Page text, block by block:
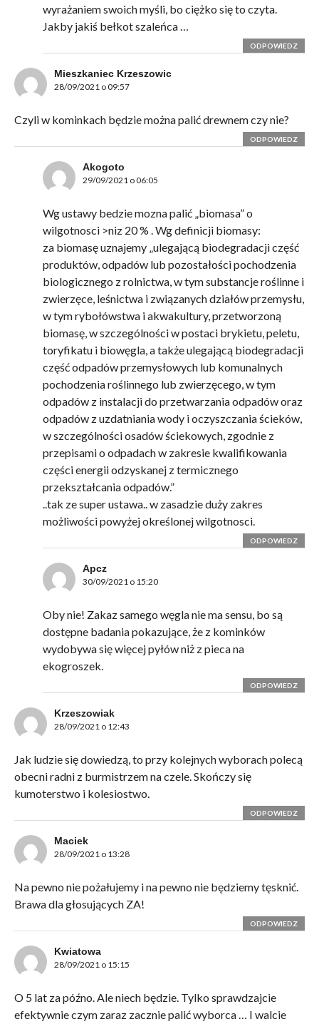
wyrażaniem swoich myśli, bo ciężko się to czyta.
Jakby jakiś bełkot szaleńca …
ODPOWIEDZ
Mieszkaniec Krzeszowic
28/09/2021 o 09:57
Czyli w kominkach będzie można palić drewnem czy nie?
ODPOWIEDZ
Akogoto
29/09/2021 o 06:05
Wg ustawy bedzie mozna palić „biomasa” o
wilgotnosci >niz 20 % . Wg definicji biomasy:
za biomasę uznajemy „ulegającą biodegradacji część
produktów, odpadów lub pozostałości pochodzenia
biologicznego z rolnictwa, w tym substancje roślinne i
zwierzęce, leśnictwa i związanych działów przemysłu,
w tym rybołówstwa i akwakultury, przetworzoną
biomasę, w szczególności w postaci brykietu, peletu,
toryfikatu i biowęgla, a także ulegającą biodegradacji
część odpadów przemysłowych lub komunalnych
pochodzenia roślinnego lub zwierzęcego, w tym
odpadów z instalacji do przetwarzania odpadów oraz
odpadów z uzdatniania wody i oczyszczania ścieków,
w szczególności osadów ściekowych, zgodnie z
przepisami o odpadach w zakresie kwalifikowania
części energii odzyskanej z termicznego
przekształcania odpadów.”
..tak ze super ustawa.. w zasadzie duży zakres
możliwości powyżej określonej wilgotnosci.
ODPOWIEDZ
Apcz
30/09/2021 o 15:20
Oby nie! Zakaz samego węgla nie ma sensu, bo są
dostępne badania pokazujące, że z kominków
wydobywa się więcej pyłów niż z pieca na
ekogroszek.
ODPOWIEDZ
Krzeszowiak
28/09/2021 o 12:43
Jak ludzie się dowiedzą, to przy kolejnych wyborach polecą
obecni radni z burmistrzem na czele. Skończy się
kumoterstwo i kolesiostwo.
ODPOWIEDZ
Maciek
28/09/2021 o 13:28
Na pewno nie pożałujemy i na pewno nie będziemy tęsknić.
Brawa dla głosujących ZA!
ODPOWIEDZ
Kwiatowa
28/09/2021 o 15:15
O 5 lat za późno. Ale niech będzie. Tylko sprawdzajcie
efektywnie czym zaraz zacznie palić wyborca … I walcie